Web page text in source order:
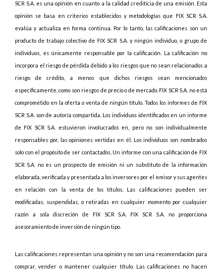
SCR S.A. es una opinión en cuanto a la calidad crediticia de una emisión. Esta
opinión se basa en criterios establecidos y metodologías que FIX SCR S.A.
evalúa y actualiza en forma continua. Por lo tanto, las calificaciones son un
producto de trabajo colectivo de FIX SCR S.A. y ningún individuo, o grupo de
individuos, es únicamente responsable por la calificación. La calificación no
incorpora el riesgo de pérdida debido a los riesgos que no sean relacionados a
riesgo de crédito, a menos que dichos riesgos sean mencionados
específicamente, como son riesgos de precio o de mercado. FIX SCR S.A. no está
comprometido en la oferta o venta de ningún título. Todos los informes de FIX
SCR S.A. son de autoría compartida. Los individuos identificados en un informe
de FIX SCR S.A. estuvieron involucrados en, pero no son individualmente
responsables por, las opiniones vertidas en él. Los individuos son nombrados
solo con el propósito de ser contactados. Un informe con una calificación de FIX
SCR S.A. no es un prospecto de emisión ni un substituto de la información
elaborada, verificada y presentada a los inversores por el emisor y sus agentes
en relación con la venta de los títulos. Las calificaciones pueden ser
modificadas, suspendidas, o retiradas en cualquier momento por cualquier
razón a sola discreción de FIX SCR S.A. FIX SCR S.A. no proporciona
asesoramiento de inversión de ningún tipo.
Las calificaciones representan una opinión y no son una recomendación para
comprar, vender o mantener cualquier título. Las calificaciones no hacen